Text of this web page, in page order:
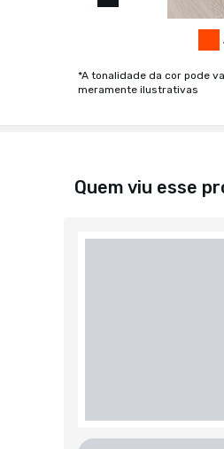
*A tonalidade da cor pode
meramente ilustrativas
Quem viu esse